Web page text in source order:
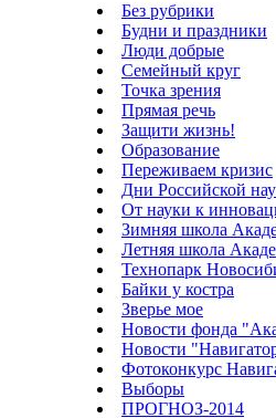
Без рубрики
Будни и праздники
Люди добрые
Семейный круг
Точка зрения
Прямая речь
Защити жизнь!
Образование
Переживаем кризис
Дни Российской
От науки к
Зимняя школа
Летняя школа
Технопарк
Байки у костра
Зверье мое
Новости фонда
Новости
Фотоконкурс
Выборы
ПРОГНОЗ-2014